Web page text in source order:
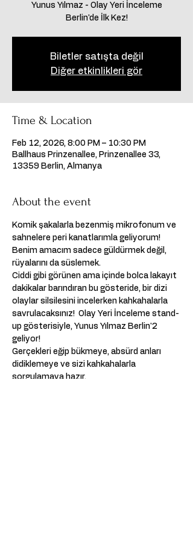
Yunus Yılmaz - Olay Yeri İnceleme
Berlin'de İlk Kez!
Biletler satışta değil
Diğer etkinlikleri gör
Time & Location
Feb 12, 2026, 8:00 PM – 10:30 PM
Ballhaus Prinzenallee, Prinzenallee 33,
13359 Berlin, Almanya
About the event
Komik şakalarla bezenmiş mikrofonum ve
sahnelere peri kanatlarımla geliyorum!
Benim amacım sadece güldürmek değil,
rüyalarını da süslemek.
Ciddi gibi görünen ama içinde bolca lakayıt
dakikalar barındıran bu gösteride, bir dizi
olaylar silsilesini incelerken kahkahalarla
savrulacaksınız!  Olay Yeri İnceleme stand-
up gösterisiyle, Yunus Yılmaz Berlin'2
geliyor!
Gerçekleri eğip bükmeye, absürd anları
didiklemeye ve sizi kahkahalarla
sorgulamaya hazır.